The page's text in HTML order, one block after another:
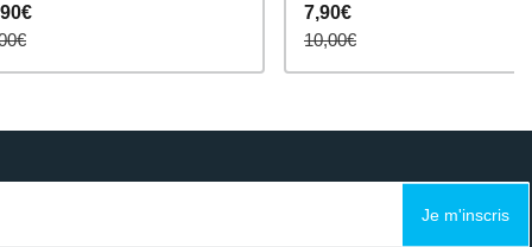
7,90€
10,00€
Je m'inscris